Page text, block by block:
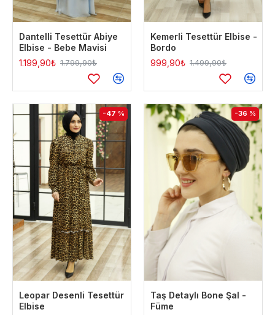
Dantelli Tesettür Abiye
Elbise - Bebe Mavisi
1.199,90₺ 1.799,90₺
Kemerli Tesettür Elbise -
Bordo
999,90₺ 1.499,90₺
-47 %
Leopar Desenli Tesettür
Elbise
-36 %
Taş Detaylı Bone Şal -
Füme